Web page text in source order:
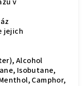
jejich
Alcohol
Isobutane,
Camphor,